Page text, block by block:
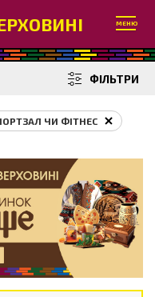
МЕНЮ
ФІЛЬТРИ
ЧИ ФІТНЕС